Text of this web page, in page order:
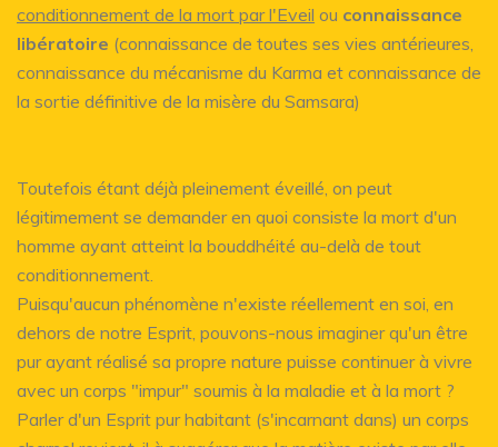
conditionnement de la mort par l'Eveil ou connaissance
libératoire (connaissance de toutes ses vies antérieures,
connaissance du mécanisme du Karma et connaissance de
la sortie définitive de la misère du Samsara)
Toutefois étant déjà pleinement éveillé, on peut
légitimement se demander en quoi consiste la mort d'un
homme ayant atteint la bouddhéité au-delà de tout
conditionnement.
Puisqu'aucun phénomène n'existe réellement en soi, en
dehors de notre Esprit, pouvons-nous imaginer qu'un être
pur ayant réalisé sa propre nature puisse continuer à vivre
avec un corps "impur" soumis à la maladie et à la mort ?
Parler d'un Esprit pur habitant (s'incarnant dans) un corps